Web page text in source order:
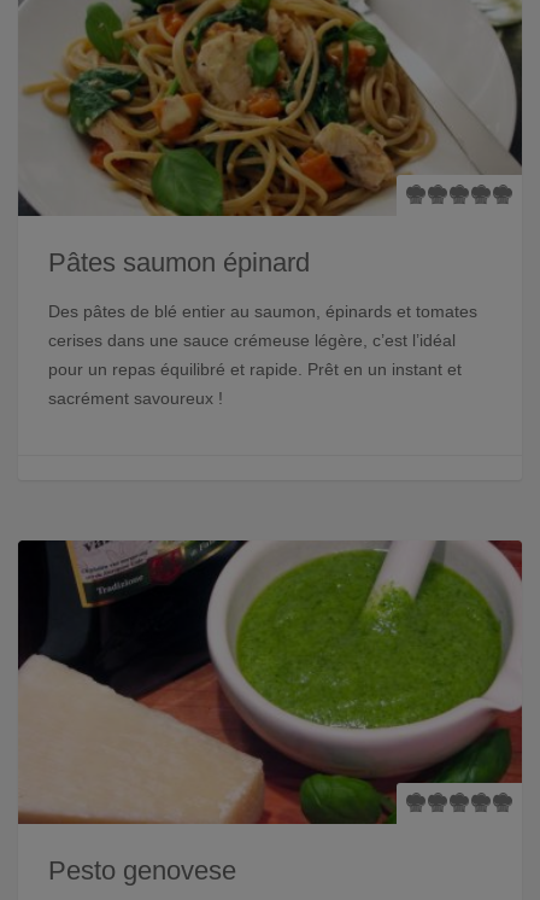
Pâtes saumon épinard
Des pâtes de blé entier au saumon, épinards et tomates
cerises dans une sauce crémeuse légère, c’est l’idéal
pour un repas équilibré et rapide. Prêt en un instant et
sacrément savoureux !
Pesto genovese